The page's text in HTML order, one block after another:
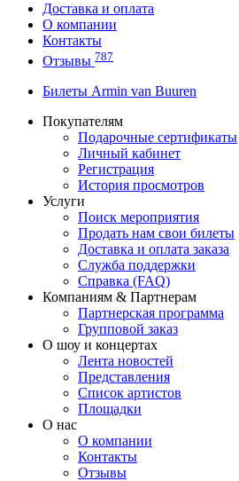
Доставка и оплата
О компании
Контакты
Отзывы 787
Билеты Armin van Buuren
Покупателям
Подарочные сертификаты
Личный кабинет
Регистрация
История просмотров
Услуги
Поиск мероприятия
Продать нам свои билеты
Доставка и оплата заказа
Служба поддержки
Справка (FAQ)
Компаниям & Партнерам
Партнерская программа
Групповой заказ
О шоу и концертах
Лента новостей
Представления
Список артистов
Площадки
О нас
О компании
Контакты
Отзывы